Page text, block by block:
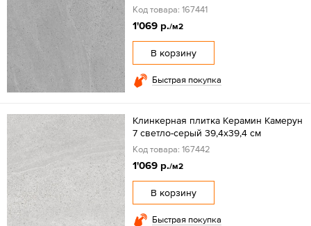
Код товара: 167441
1'069 р./м2
В корзину
Быстрая покупка
Клинкерная плитка Керамин Камерун
7 светло-серый 39,4x39,4 см
Код товара: 167442
1'069 р./м2
В корзину
Быстрая покупка